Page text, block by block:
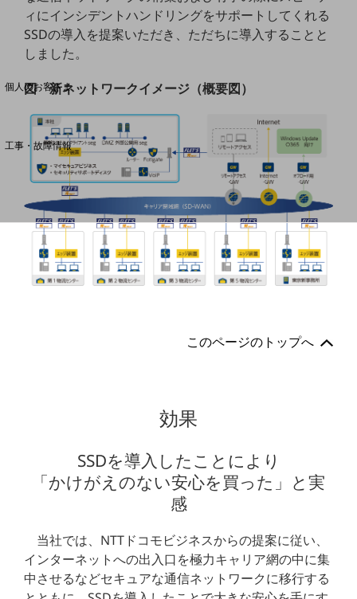
料金分析(ご利用料金管理サービス)
個人のお客さま
OCNなど
工事・故障情報
お客さまサポートサイト
SDPFナレッジセンター
NTTドコモ 通信障害情報
ィにインシデントハンドリングをサポートしてくれる
SSDの導入を提案いただき、ただちに導入することと
しました。
図 新ネットワークイメージ（概要図）
このページのトップへ
効果
SSDを導入したことにより
「かけがえのない安心を買った」と実
感
当社では、NTTドコモビジネスからの提案に従い、
インターネットへの出入口を極力キャリア網の中に集
中させるなどセキュアな通信ネットワークに移行する